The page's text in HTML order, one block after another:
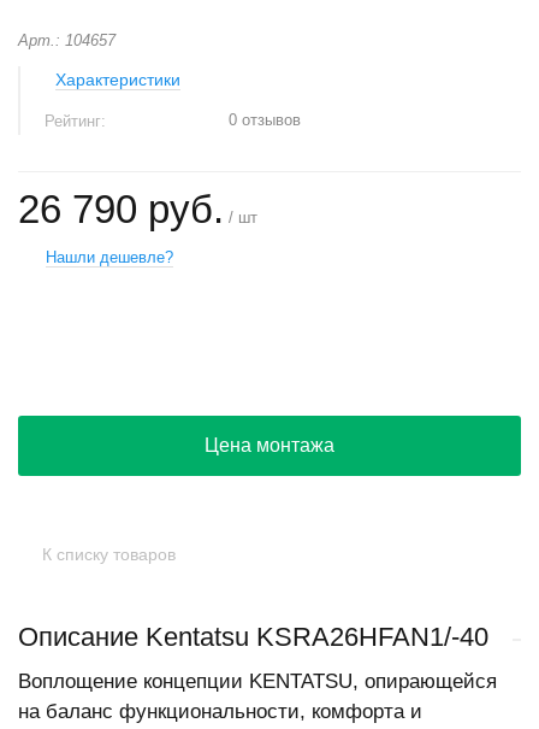
Арт.: 104657
Характеристики
Рейтинг: 0 отзывов
26 790 руб. / шт
Нашли дешевле?
Цена монтажа
К списку товаров
Описание Kentatsu KSRA26HFAN1/-40
Воплощение концепции KENTATSU, опирающейся
на баланс функциональности, комфорта и